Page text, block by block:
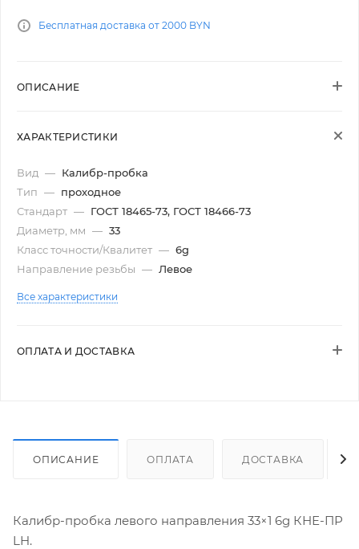
Бесплатная доставка от 2000 BYN
ОПИСАНИЕ
ХАРАКТЕРИСТИКИ
Вид — Калибр-пробка
Тип — проходное
Стандарт — ГОСТ 18465-73, ГОСТ 18466-73
Диаметр, мм — 33
Класс точности/Квалитет — 6g
Направление резьбы — Левое
Все характеристики
ОПЛАТА И ДОСТАВКА
ОПИСАНИЕ ОПЛАТА ДОСТАВКА
Калибр-пробка левого направления 33×1 6g КНЕ-ПР
LH.